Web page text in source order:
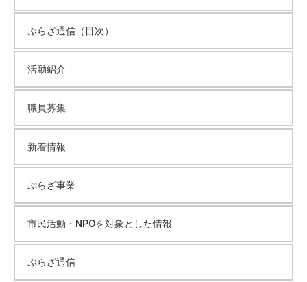
ぷらざ通信（目次）
活動紹介
職員募集
新着情報
ぷらざ事業
市民活動・NPOを対象とした情報
ぷらざ通信